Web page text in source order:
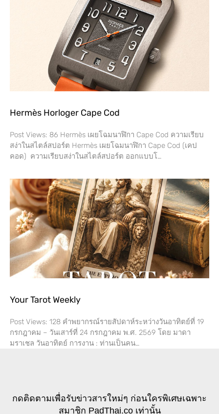
Hermès Horloger Cape Cod
Post Views: 86 Hermès เผยโฉมนาฬิกา Cape Cod ความเรียบ
สง่าในสไตล์สปอร์ต Hermès เผยโฉมนาฬิกา Cape Cod (เคป
คอด) ความเรียบสง่าในสไตล์สปอร์ต ออกแบบโ…
Your Tarot Weekly
Post Views: 128 คำพยากรณ์รายสัปดาห์ระหว่างวันอาทิตย์ที่ 19
กรกฎาคม – วันเสาร์ที่​ 24 กรกฎาคม พ.ศ. 2569 โดย​ มาดา
มราเชล วันอาทิตย์ การงาน​ : ท่านเป็นคน…
กดติดตามเพื่อรับข่าวสารใหม่ๆ ก่อนใครพิเศษเฉพาะ
สมาชิก PadThai.co เท่านั้น